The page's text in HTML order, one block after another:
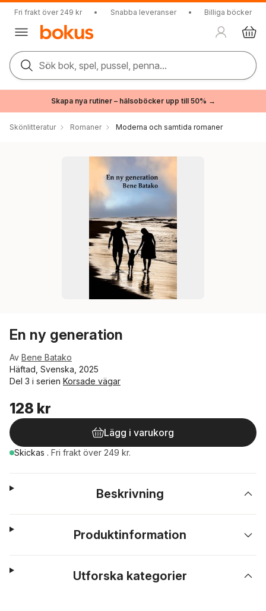
Fri frakt över 249 kr • Snabba leveranser • Billiga böcker
Sök bok, spel, pussel, penna...
Skapa nya rutiner – hälsoböcker upp till 50% →
Skönlitteratur Romaner Moderna och samtida romaner
En ny generation
Av Bene Batako
Häftad, Svenska, 2025
Del 3 i serien Korsade vägar
128 kr
Lägg i varukorg
Skickas . Fri frakt över 249 kr.
Beskrivning
Produktinformation
Utforska kategorier